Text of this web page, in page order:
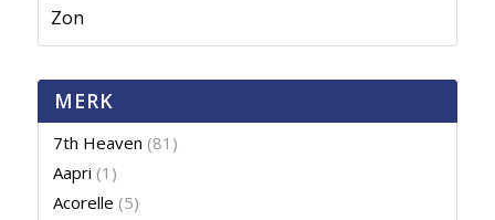
Zon
MERK
7th Heaven (81)
Aapri (1)
Acorelle (5)